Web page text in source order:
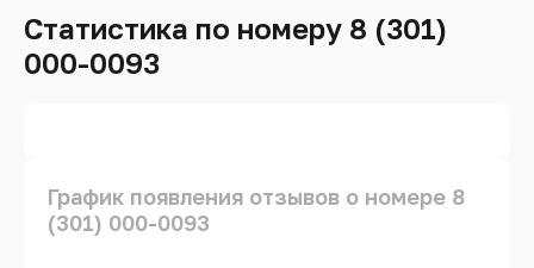
Статистика по номеру 8 (301)
000-0093
График появления отзывов о номере 8
(301) 000-0093